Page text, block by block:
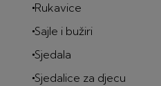
Rukavice
Sajle i bužiri
Sjedala
Sjedalice za djecu